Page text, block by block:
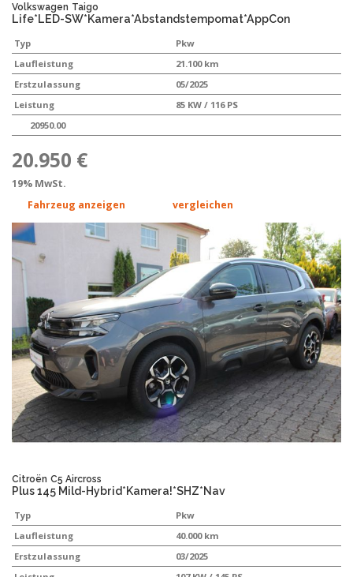
Volkswagen Taigo
Life*LED-SW*Kamera*Abstandstempomat*AppCon
Typ
Pkw
Laufleistung
21.100 km
Erstzulassung
05/2025
Leistung
85 KW / 116 PS
20950.00
20.950 €
19% MwSt.
Fahrzeug anzeigen
vergleichen
Citroën C5 Aircross
Plus 145 Mild-Hybrid*Kamera!*SHZ*Nav
Typ
Pkw
Laufleistung
40.000 km
Erstzulassung
03/2025